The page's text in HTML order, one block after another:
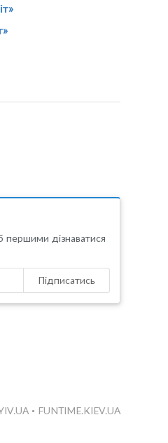
першими дізнаватися
Підписатись
• FUNTIME.KIEV.UA